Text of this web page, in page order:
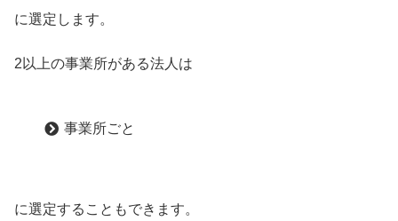
に選定します。
2以上の事業所がある法人は
事業所ごと
に選定することもできます。